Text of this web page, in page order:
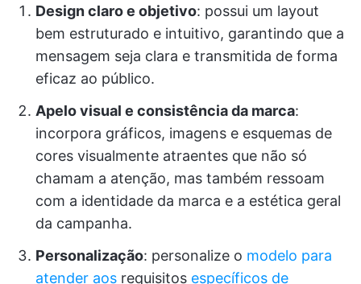
Design claro e objetivo: possui um layout
bem estruturado e intuitivo, garantindo que a
mensagem seja clara e transmitida de forma
eficaz ao público.
Apelo visual e consistência da marca:
incorpora gráficos, imagens e esquemas de
cores visualmente atraentes que não só
chamam a atenção, mas também ressoam
com a identidade da marca e a estética geral
da campanha.
Personalização: personalize o modelo para
atender aos requisitos específicos de